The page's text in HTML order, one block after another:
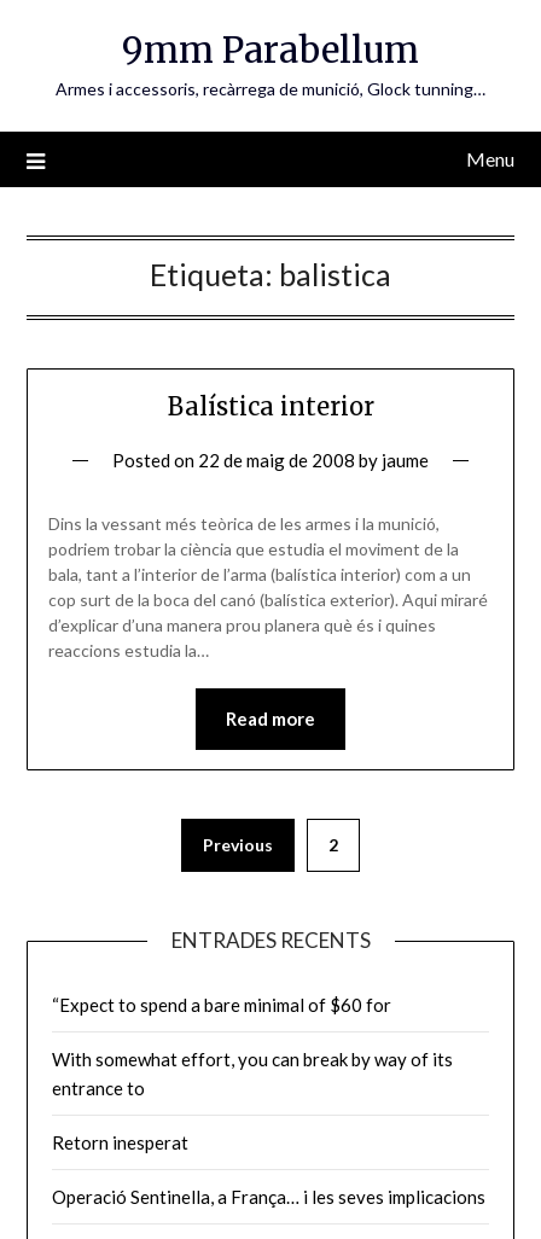
9mm Parabellum
Armes i accessoris, recàrrega de munició, Glock tunning…
Menu
Etiqueta: balistica
Balística interior
Posted on 22 de maig de 2008 by jaume
Dins la vessant més teòrica de les armes i la munició,
podriem trobar la ciència que estudia el moviment de la
bala, tant a l’interior de l’arma (balística interior) com a un
cop surt de la boca del canó (balística exterior). Aqui miraré
d’explicar d’una manera prou planera què és i quines
reaccions estudia la…
Read more
Previous 2
ENTRADES RECENTS
“Expect to spend a bare minimal of $60 for
With somewhat effort, you can break by way of its
entrance to
Retorn inesperat
Operació Sentinella, a França… i les seves implicacions